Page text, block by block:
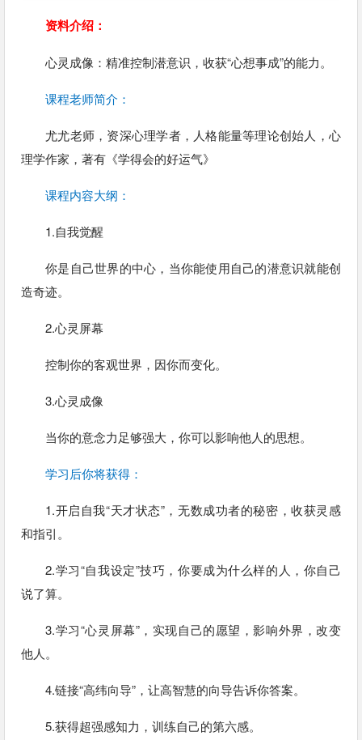
资料介绍：
心灵成像：精准控制潜意识，收获“心想事成”的能力。
课程老师简介：
尤尤老师，资深心理学者，人格能量等理论创始人，心
理学作家，著有《学得会的好运气》
课程内容大纲：
1.自我觉醒
你是自己世界的中心，当你能使用自己的潜意识就能创
造奇迹。
2.心灵屏幕
控制你的客观世界，因你而变化。
3.心灵成像
当你的意念力足够强大，你可以影响他人的思想。
学习后你将获得：
1.开启自我“天才状态”，无数成功者的秘密，收获灵感
和指引。
2.学习“自我设定”技巧，你要成为什么样的人，你自己
说了算。
3.学习“心灵屏幕”，实现自己的愿望，影响外界，改变
他人。
4.链接“高纬向导”，让高智慧的向导告诉你答案。
5.获得超强感知力，训练自己的第六感。